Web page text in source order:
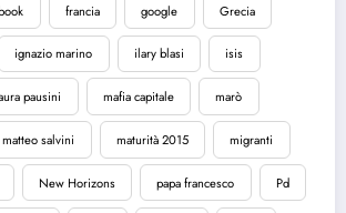
francia google Grecia
ignazio marino ilary blasi isis
pausini mafia capitale marò
matteo salvini maturità 2015 migranti
New Horizons papa francesco Pd